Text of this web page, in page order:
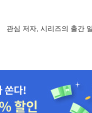
관심 저자, 시리즈의 출간